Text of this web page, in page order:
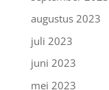
augustus 2023
juli 2023
juni 2023
mei 2023